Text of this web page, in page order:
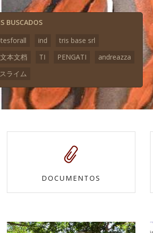
BUSCADOS
ind
tris base srl
本文档
TI PENGATI
andreazza
ライム
DOCUMENTOS